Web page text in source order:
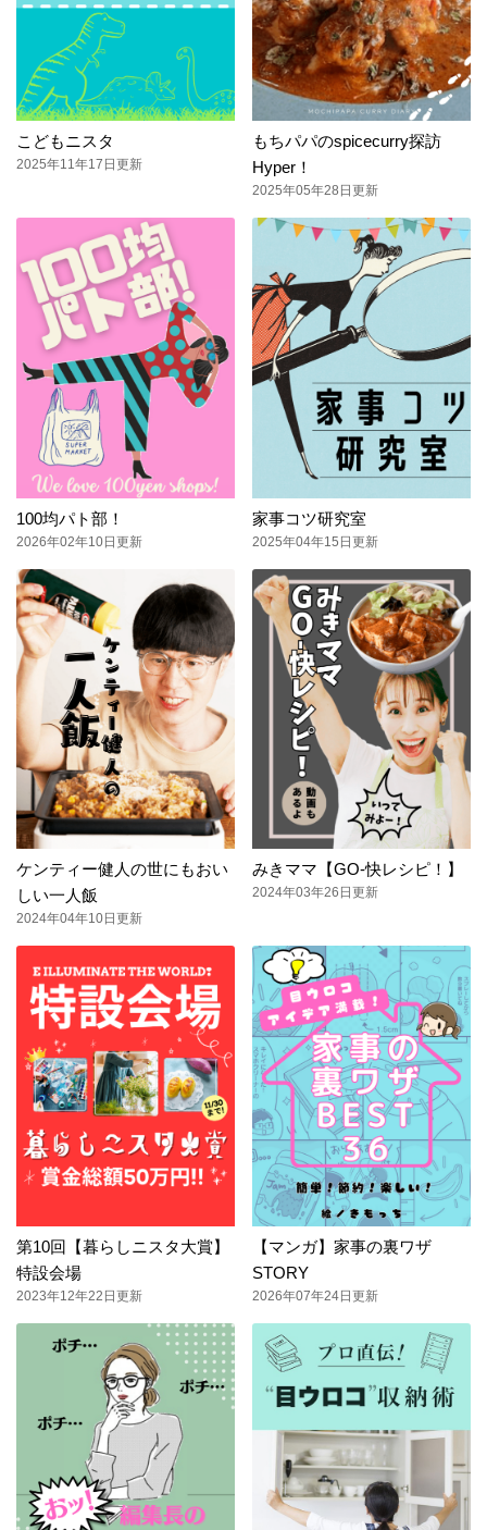
こどもニスタ
2025年11年17日更新
もちパパのspicecurry探訪
Hyper！
2025年05年28日更新
100均パト部！
2026年02年10日更新
家事コツ研究室
2025年04年15日更新
ケンティー健人の世にもおい
しい一人飯
2024年04年10日更新
みきママ【GO-快レシピ！】
2024年03年26日更新
第10回【暮らしニスタ大賞】
特設会場
2023年12年22日更新
【マンガ】家事の裏ワザ
STORY
2026年07年24日更新